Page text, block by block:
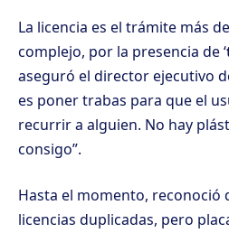
La licencia es el trámite más
complejo, por la presencia de ‘
aseguró el director ejecutivo
es poner trabas para que el
recurrir a alguien. No hay
consigo”.
Hasta el momento, reconoció
licencias duplicadas, pero